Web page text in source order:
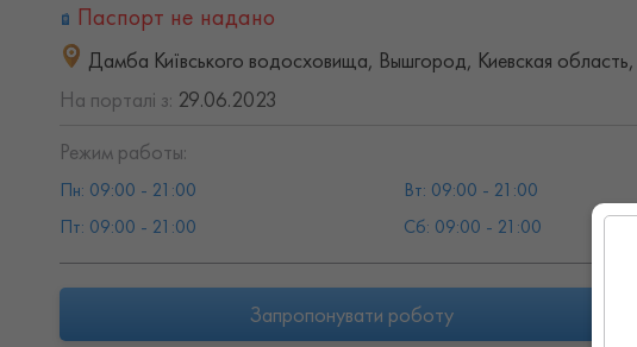
Паспорт не надано
Дамба Київського водосховища, Вышгород, Киевская
На порталі з: 29.06.2023
Режим работы:
Пн: 09:00 - 21:00 Вт: 09:00 - 21:00
Пт: 09:00 - 21:00
Сб: 09:00 - 21:00
Запропонувати роботу